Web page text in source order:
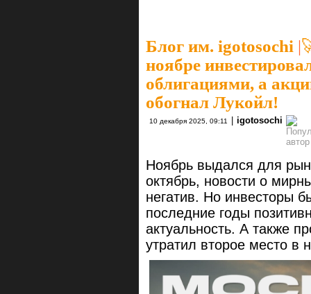
Блог им. igotosochi |
ноябре
облигациями, а
обогнал Лукойл!
10 декабря 2025, 09:11 igotosochi
Ноябрь выдался для
октябрь, новости о
негатив. Но инвесторы
последние годы
актуальность. А также
утратил второе место в